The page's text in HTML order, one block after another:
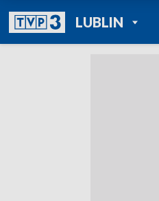
LUBLINPOWRÓT DO
TVP REGIONY